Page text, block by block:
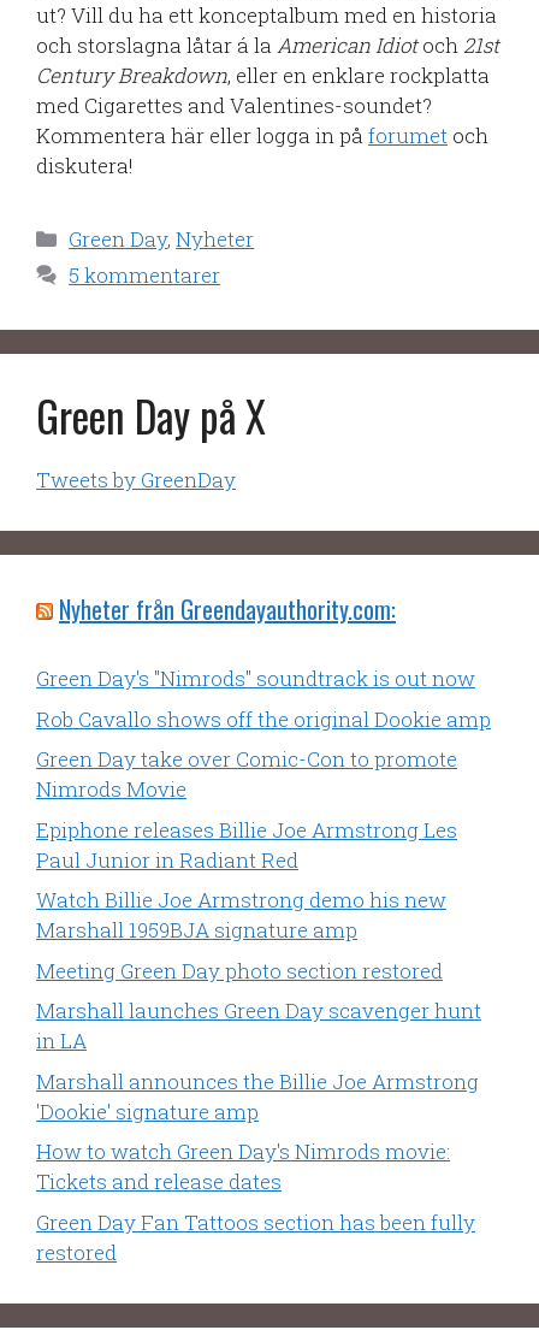
ut? Vill du ha ett konceptalbum med en historia
och storslagna låtar á la American Idiotoch 21st
Century Breakdown, eller en enklare rockplatta
med Cigarettes and Valentines-soundet?
Kommentera här eller logga in på forumet och
diskutera!
Kategorier
Green Day,Nyheter
5 kommentarer
Green Day på X
Tweets by GreenDay
Nyheter från Greendayauthority.com:
Green Day's "Nimrods" soundtrack is out now
Rob Cavallo shows off the original Dookie amp
Green Day take over Comic-Con to promote
Nimrods Movie
Epiphone releases Billie Joe Armstrong Les
Paul Junior in Radiant Red
Watch Billie Joe Armstrong demo his new
Marshall 1959BJA signature amp
Meeting Green Day photo section restored
Marshall launches Green Day scavenger hunt
in LA
Marshall announces the Billie Joe Armstrong
'Dookie' signature amp
How to watch Green Day's Nimrods movie:
Tickets and release dates
Green Day Fan Tattoos section has been fully
restored